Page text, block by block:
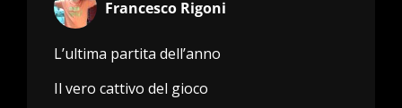
Francesco Rigoni
L’ultima partita dell’anno
Il vero cattivo del gioco